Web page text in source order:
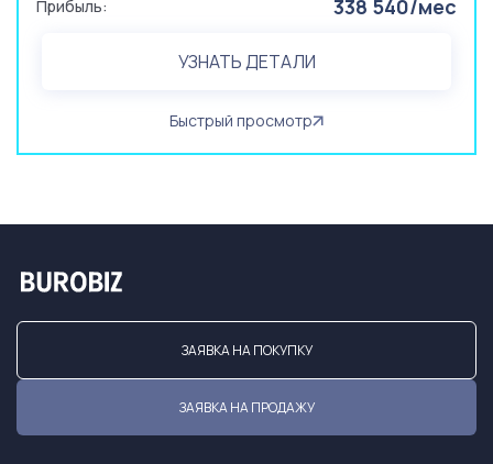
Прибыль: 338 540/мес
УЗНАТЬ ДЕТАЛИ
Быстрый просмотр
ЗАЯВКА НА ПОКУПКУ
ЗАЯВКА НА ПРОДАЖУ